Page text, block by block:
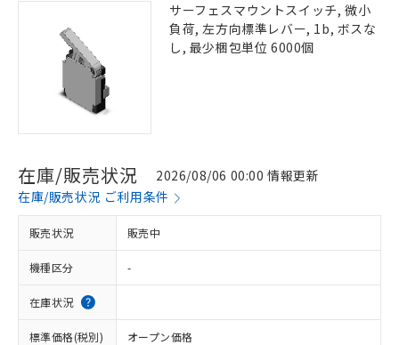
サーフェスマウントスイッチ, 微小
負荷, 左方向標準レバー, 1b, ボスな
し, 最少梱包単位 6000個
在庫/販売状況
2026/08/06 00:00 情報更新
在庫/販売状況 ご利用条件
販売状況 販売中
機種区分 -
在庫状況
標準価格(税別) オープン価格